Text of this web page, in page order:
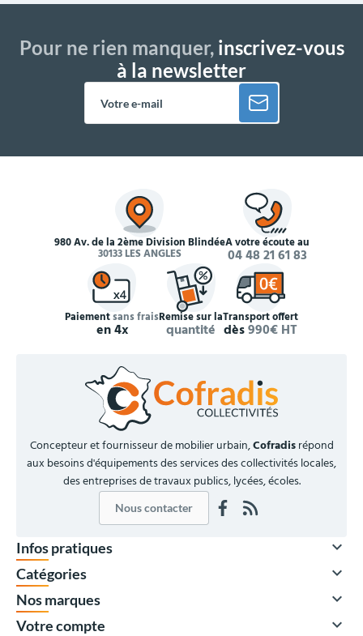
Pour ne rien manquer,inscrivez-vous
à la newsletter
980 Av. de la 2ème Division Blindée
30133 LES ANGLES
À votre écoute au
04 48 21 61 83
Paiementsans frais
en 4x
Remise sur la
quantité
Transport offert
dès990€ HT
Concepteur et fournisseur de mobilier urbain,Cofradisrépond
aux besoins d'équipements des services des collectivités locales,
des entreprises de travaux publics, lycées, écoles.
Nous contacter
Infos pratiques 
Catégories 
Nos marques 
Votre compte 